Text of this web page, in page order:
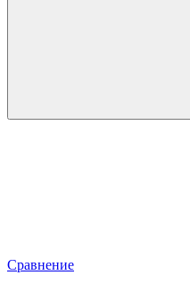
Сравнение